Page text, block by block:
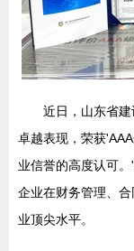
近日，山东省
卓越表现，荣获
业信誉的高度认可
企业在财务管理、
业顶尖水平。